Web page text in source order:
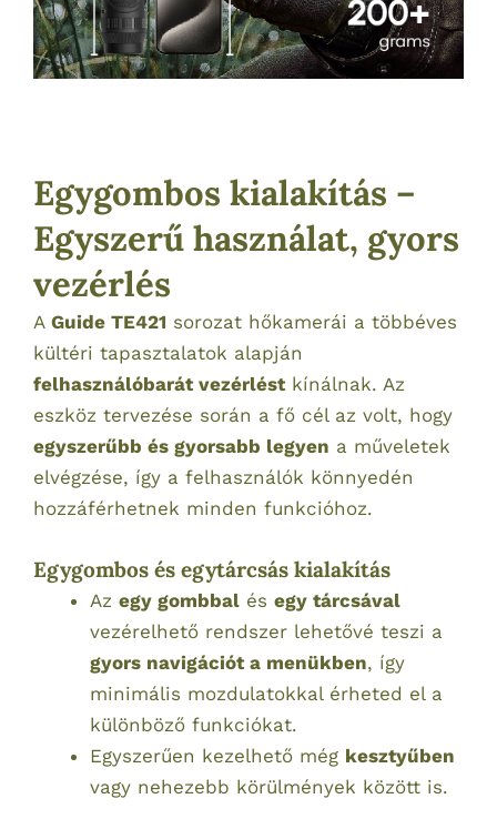
Egygombos kialakítás –
Egyszerű használat, gyors
vezérlés
A Guide TE421 sorozat hőkamerái a többéves
kültéri tapasztalatok alapján
felhasználóbarát vezérléstkínálnak. Az
eszköz tervezése során a fő cél az volt, hogy
egyszerűbb és gyorsabb legyen a műveletek
elvégzése, így a felhasználók könnyedén
hozzáférhetnek minden funkcióhoz.
Egygombos és egytárcsás kialakítás
Az egy gombbal és egy tárcsával
vezérelhető rendszer lehetővé teszi a
gyors navigációt a menükben, így
minimális mozdulatokkal érheted el a
különböző funkciókat.
Egyszerűen kezelhető még kesztyűben
vagy nehezebb körülmények között is.